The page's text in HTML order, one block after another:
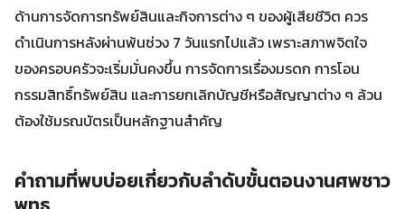
ด้านการจัดการทรัพย์สินและกิจการต่าง ๆ ของผู้เสียชีวิต ควร
ดำเนินการหลังผ่านพ้นช่วง 7 วันแรกไปแล้ว เพราะสภาพจิตใจ
ของครอบครัวจะเริ่มมั่นคงขึ้น การจัดการเรื่องมรดก การโอน
กรรมสิทธิ์ทรัพย์สิน และการยกเลิกบัญชีหรือสัญญาต่าง ๆ ล้วน
ต้องใช้มรณบัตรเป็นหลักฐานสำคัญ
คำถามที่พบบ่อยเกี่ยวกับลำดับขั้นตอนงานศพชาว